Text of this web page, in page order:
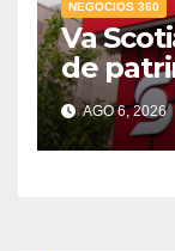
NEGOCIOS 360
Va
de
AGO 6, 2026